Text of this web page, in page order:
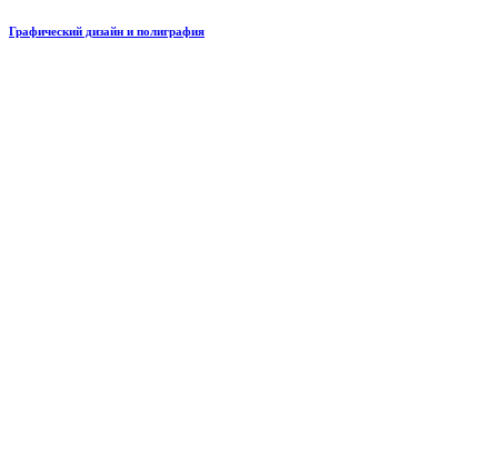
Графический дизайн и полиграфия